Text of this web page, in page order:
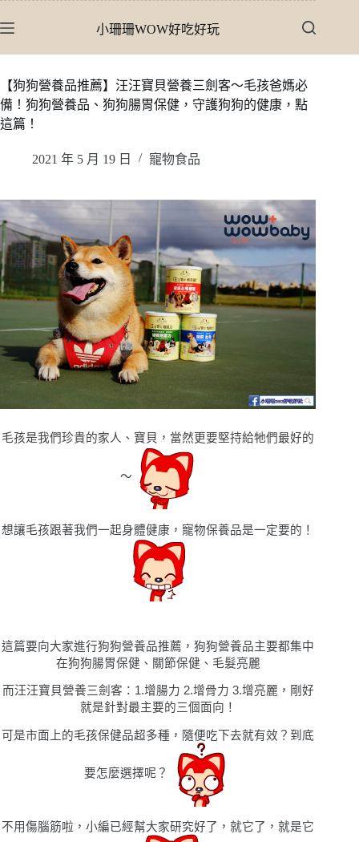
至
內
容
小珊珊WOW好吃好玩
【狗狗營養品推薦】汪汪寶貝營養三劍客〜毛孩爸媽必
備！狗狗營養品、狗狗腸胃保健，守護狗狗的健康，點
這篇！
2021 年 5 月 19 日 寵物食品
毛孩是我們珍貴的家人、寶貝，當然更要堅持給牠們最好的
〜
想讓毛孩跟著我們一起身體健康，寵物保養品是一定要的！
這篇要向大家進行狗狗營養品推薦，狗狗營養品主要都集中
在狗狗腸胃保健、關節保健、毛髮亮麗
而汪汪寶⾙營養三劍客：1.增腸⼒ 2.增⾻⼒ 3.增亮麗，剛好
就是針對最主要的三個面向！
可是市面上的毛孩保健品超多種，隨便吃下去就有效？到底
要怎麼選擇呢？
不用傷腦筋啦，小編已經幫大家研究好了，就它了，就是它